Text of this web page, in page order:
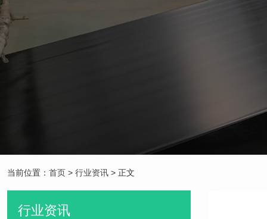
当前位置： 首页 > 行业资讯 > 正文
行业资讯